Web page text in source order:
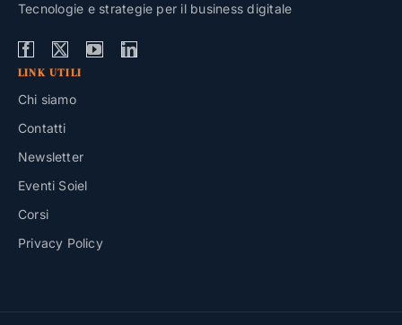
Tecnologie e strategie per il business digitale
LINK UTILI
Chi siamo
Contatti
Newsletter
Eventi Soiel
Corsi
Privacy Policy